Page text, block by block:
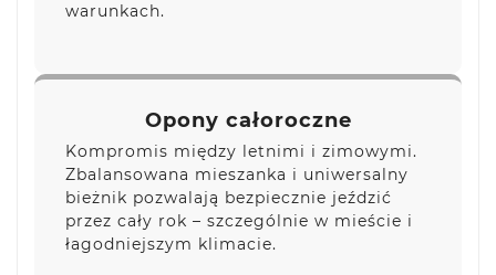
warunkach.
Opony całoroczne
Kompromis między letnimi i zimowymi.
Zbalansowana mieszanka i uniwersalny
bieżnik pozwalają bezpiecznie jeździć
przez cały rok – szczególnie w mieście i
łagodniejszym klimacie.